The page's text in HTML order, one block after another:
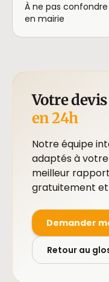
À ne pas
en mairie
Votre
en 24h
Notre équipe
adaptés à
meilleur
gratuitement et
Demander
Retour au